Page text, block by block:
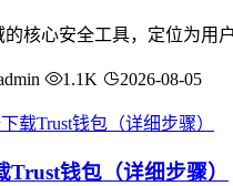
的核心安全工具，定位为
1.1K 2026-08-05
钱包（详细步骤）